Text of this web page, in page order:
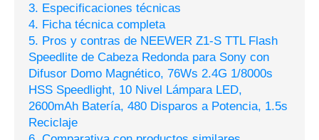
3. Especificaciones técnicas
4. Ficha técnica completa
5. Pros y contras de NEEWER Z1-S TTL Flash
Speedlite de Cabeza Redonda para Sony con
Difusor Domo Magnético, 76Ws 2.4G 1/8000s
HSS Speedlight, 10 Nivel Lámpara LED,
2600mAh Batería, 480 Disparos a Potencia, 1.5s
Reciclaje